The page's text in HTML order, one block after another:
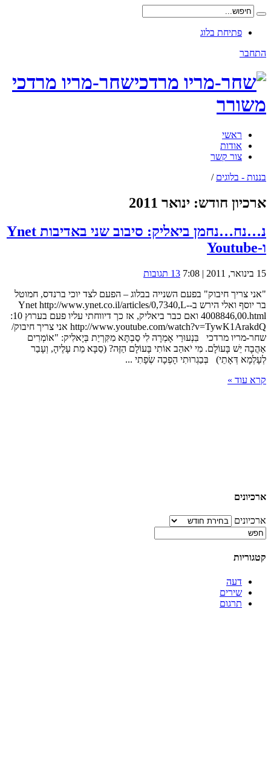
פתיחת בלוג
התחבר
שחר-מריו מרדכי
משורר
ראשי
אודות
צור קשר
בננות - בלוגים /
ארכיון חודש: ינואר 2011
נ…נח…נחמן ביאליק: סיבוב שני באדיבות Ynet
ו-Youtube
15 בינואר, 2011 | 7:08
13 תגובות
"אני צריך חיבוק" בפעם השנייה בבלוג – הפעם לצד יוכי ברנדס, חמוטל
בר יוסף ואלי הירש ב-Ynet http://www.ynet.co.il/articles/0,7340,L-
4008846,00.html ואם כבר ביאליק, אז כך דיווחתי עליו פעם בערוץ 10:
http://www.youtube.com/watch?v=TywK1ArakdQ אני צריך חיבוק/
שחר-מריו מרדכי בִּנְעוּרַי אָמְרָה לִי סַבְתָּא מִקִּרְיַת בְּיָאלִיק: "אוֹמְרִים
אַהֲבָה יֵשׁ בָּעוֹלָם. מִי יֹאהַב אוֹתִי בָּעוֹלָם הַזֶּה? (סַבָּא מֵת עָלֶיהָ, וְעָבַר
לְעָלְמָא דְּאָתֵי) בְּבַגְרוּתִי הָפְכָה שְׂפָתִי ...
קרא עוד »
ארכיונים
ארכיונים
קטגוריות
דעה
שירים
תרגום